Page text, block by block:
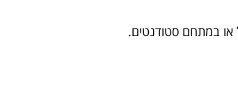
במתחם סטודנטים.